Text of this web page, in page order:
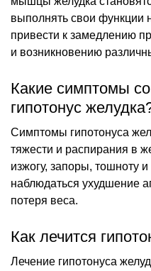
выполнять свои функции
привести к замедлению
и возникновению
Какие симптомы
гипотонус
Симптомы гипотонуса
тяжести и распирания в
изжогу, запоры, тошноту
наблюдаться ухудшение
потеря веса.
Как лечится
Лечение гипотонуса